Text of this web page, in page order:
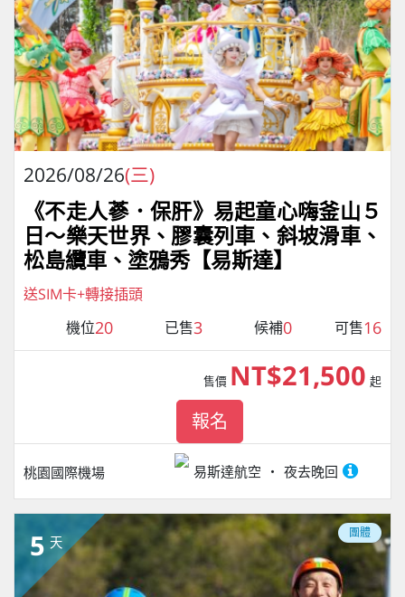
2026/08/26(三)
《不走人蔘．保肝》易起童心嗨釜山５
日～樂天世界、膠囊列車、斜坡滑車、
松島纜車、塗鴉秀【易斯達】
送SIM卡+轉接插頭
機位20 已售3 候補0 可售16
桃園國際機場 易斯達航空 夜去晚回
售價 NT$21,500 起
報名
5 天
團體